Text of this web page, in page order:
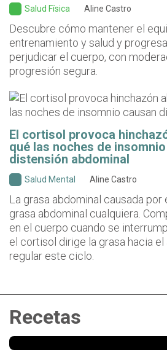
Salud Física Aline Castro
Descubre cómo mantener el
entrenamiento y salud y
perjudicar el cuerpo, con
progresión segura.
El cortisol provoca
qué las noches de
distensión abdominal
Salud Mental Aline Castro
La grasa abdominal causada por
grasa abdominal cualquiera.
en el cuerpo cuando se
el cortisol dirige la grasa hacia
regular este ciclo.
Recetas